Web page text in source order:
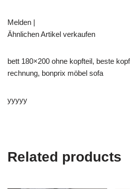
Melden |
Ähnlichen Artikel verkaufen
bett 180×200 ohne kopfteil, beste
rechnung, bonprix möbel sofa
yyyyy
Related products